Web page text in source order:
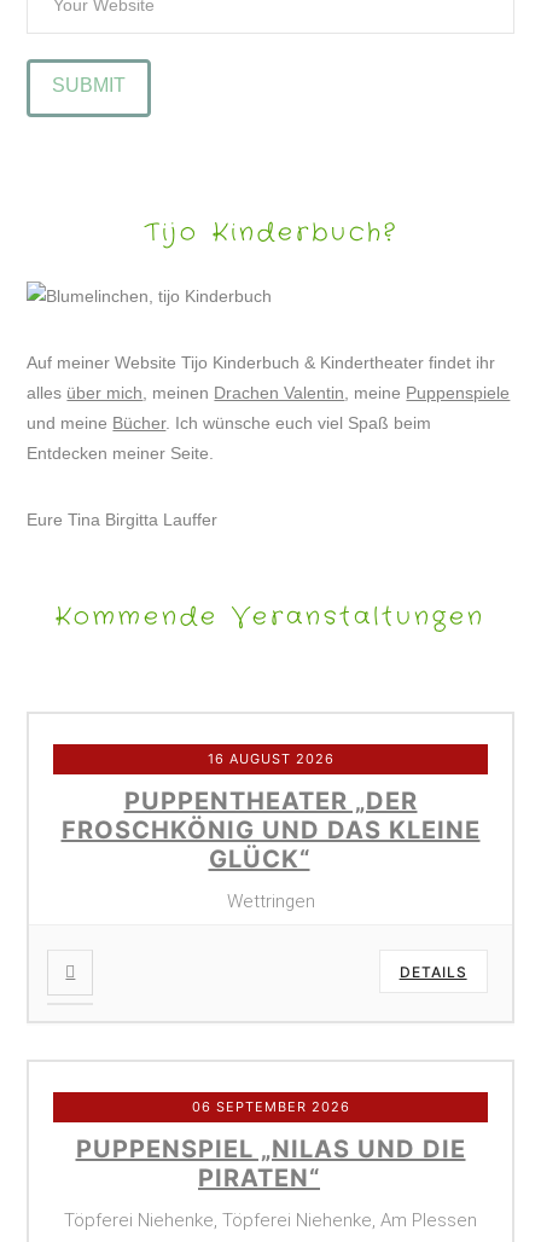
Tijo Kinderbuch?
Auf meiner Website Tijo Kinderbuch & Kindertheater findet ihr
alles über mich , meinen Drachen Valentin , meine Puppenspiele
und meine Bücher. Ich wünsche euch viel Spaß beim
Entdecken meiner Seite.
Eure Tina Birgitta Lauffer
Kommende Veranstaltungen
16 AUGUST 2026
PUPPENTHEATER „DER
FROSCHKÖNIG UND DAS KLEINE
GLÜCK“
Wettringen
DETAILS
06 SEPTEMBER 2026
PUPPENSPIEL „NILAS UND DIE
PIRATEN“
Töpferei Niehenke, Töpferei Niehenke, Am Plessen